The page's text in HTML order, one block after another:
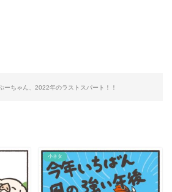
ぷーちゃん、2022年のラストスパート！！
小ネタ